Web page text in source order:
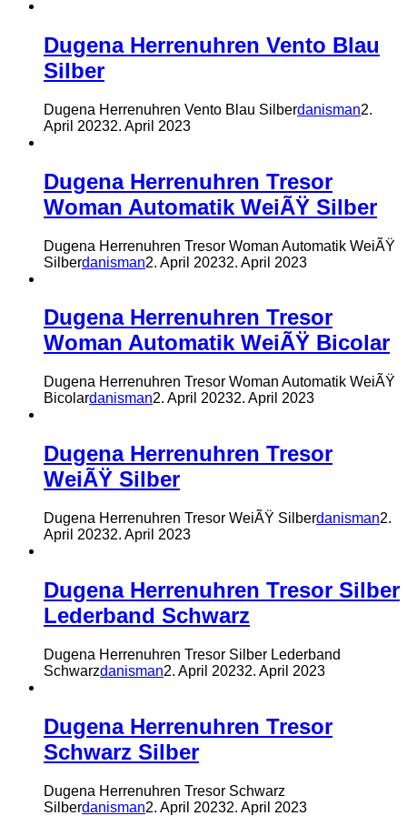
Dugena Herrenuhren Vento Blau
Silber
Dugena Herrenuhren Vento Blau Silberdanisman2.
April 20232. April 2023
Dugena Herrenuhren Tresor
Woman Automatik WeiÃŸ Silber
Dugena Herrenuhren Tresor Woman Automatik WeiÃŸ
Silberdanisman2. April 20232. April 2023
Dugena Herrenuhren Tresor
Woman Automatik WeiÃŸ Bicolar
Dugena Herrenuhren Tresor Woman Automatik WeiÃŸ
Bicolardanisman2. April 20232. April 2023
Dugena Herrenuhren Tresor
WeiÃŸ Silber
Dugena Herrenuhren Tresor WeiÃŸ Silberdanisman2.
April 20232. April 2023
Dugena Herrenuhren Tresor Silber
Lederband Schwarz
Dugena Herrenuhren Tresor Silber Lederband
Schwarzdanisman2. April 20232. April 2023
Dugena Herrenuhren Tresor
Schwarz Silber
Dugena Herrenuhren Tresor Schwarz
Silberdanisman2. April 20232. April 2023